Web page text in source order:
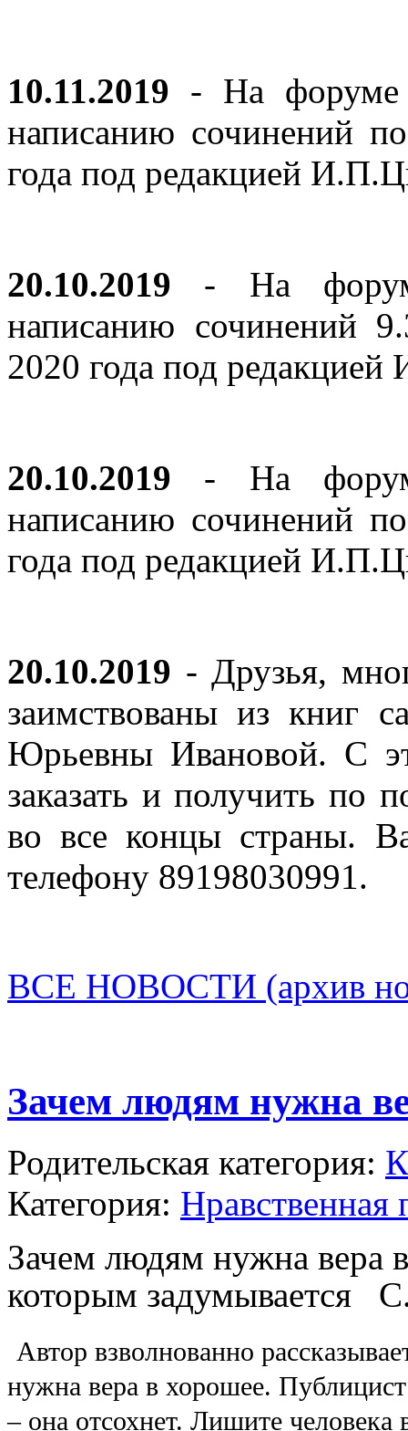
10.11.2019 - На форуме
написанию сочинений
года под редакцией
20.10.2019 - На
написанию сочинений
2020 года под
20.10.2019 - На
написанию сочинений
года под редакцией
20.10.2019 - Друзья,
заимствованы из книг
Юрьевны Ивановой. С
заказать и получить по
во все концы страны.
телефону 89198030991.
ВСЕ НОВОСТИ (архив
Зачем людям нужна
Родительская категория:
Категория: Нравственная
Зачем людям нужна вера
которым задумывается
Автор взволнованно
нужна вера в хорошее.
– она отсохнет. Лишите